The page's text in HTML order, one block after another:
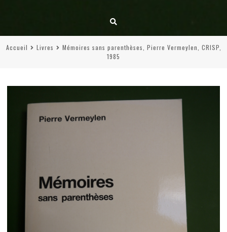
Accueil Livres
Mémoires sans parenthèses, Pierre Vermeylen, CRISP,
1985